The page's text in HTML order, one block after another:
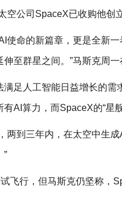
空公司SpaceX已收购他创
使命的新篇章，更是全新
至群星之间。”马斯克周
满足人工智能日益增长的
AI算力，而SpaceX的“星
两到三年内，在太空中生
”
飞行，但马斯克仍坚称